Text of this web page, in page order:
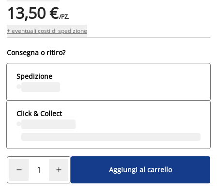
13,50 €/PZ.
+ eventuali costi di spedizione
Consegna o ritiro?
Spedizione
Click & Collect
Aggiungi al carrello